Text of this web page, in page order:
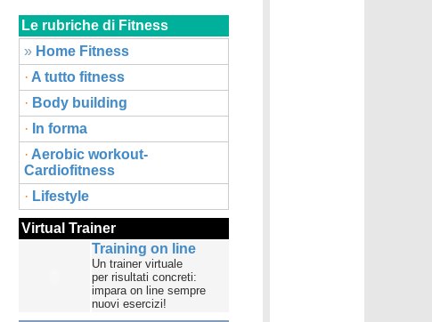
Le rubriche di Fitness
» Home Fitness
· A tutto fitness
· Body building
· In forma
· Aerobic workout-
Cardiofitness
· Lifestyle
Virtual Trainer
Training on line
Un trainer virtuale
per risultati concreti:
impara on line sempre
nuovi esercizi!